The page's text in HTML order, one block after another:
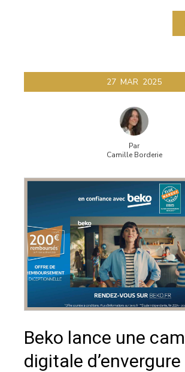
27 MAR 2025
Par
Camille Borderie
Beko lance une
digitale d’envergure